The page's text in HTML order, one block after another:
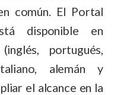
común. El Portal
disponible en
portugués,
alemán y
el alcance en la